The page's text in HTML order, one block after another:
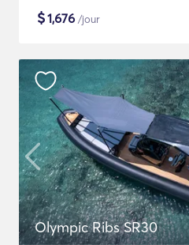
$1,676 /jour
Olympic Ribs SR30